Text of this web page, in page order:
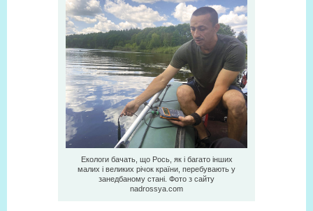
Екологи бачать, що Рось, як і багато інших
малих і великих річок країни, перебувають у
занедбаному стані. Фото з сайту
nadrossya.com